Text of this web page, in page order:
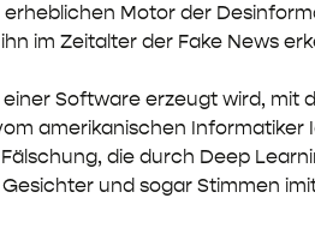
erheblichen Motor der
im Zeitalter der Fake News
Software erzeugt wird, mit
amerikanischen Informatiker
die durch Deep
und sogar Stimmen